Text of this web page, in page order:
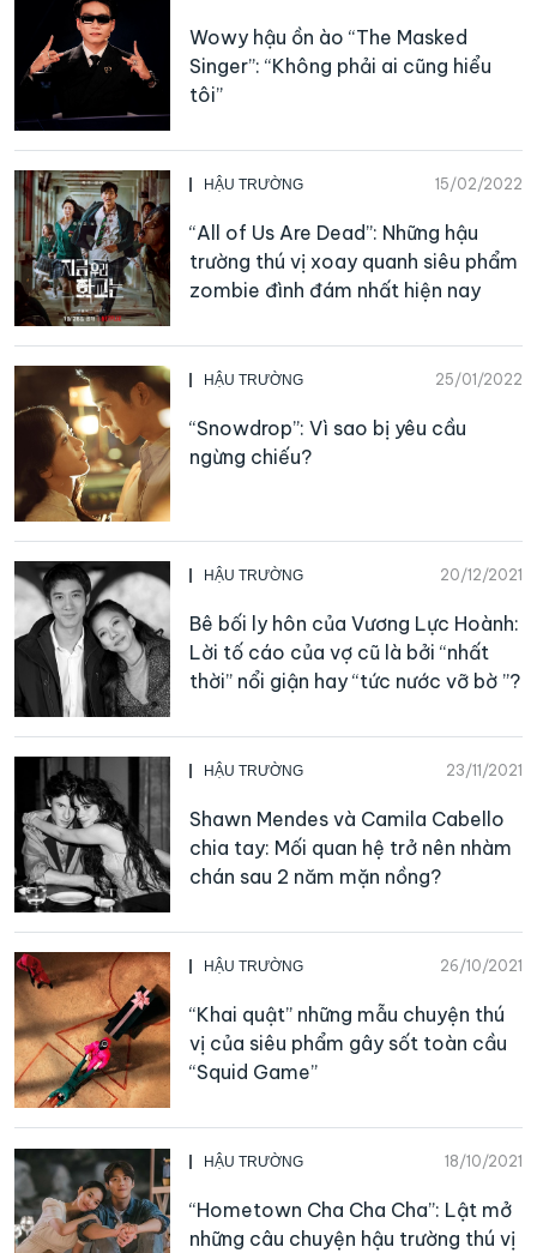
Wowy hậu ồn ào “The Masked
Singer”: “Không phải ai cũng hiểu
tôi”
HẬU TRƯỜNG 15/02/2022
“All of Us Are Dead”: Những hậu
trường thú vị xoay quanh siêu phẩm
zombie đình đám nhất hiện nay
HẬU TRƯỜNG 25/01/2022
“Snowdrop”: Vì sao bị yêu cầu
ngừng chiếu?
HẬU TRƯỜNG 20/12/2021
Bê bối ly hôn của Vương Lực Hoành:
Lời tố cáo của vợ cũ là bởi “nhất
thời” nổi giận hay “tức nước vỡ bờ ”?
HẬU TRƯỜNG 23/11/2021
Shawn Mendes và Camila Cabello
chia tay: Mối quan hệ trở nên nhàm
chán sau 2 năm mặn nồng?
HẬU TRƯỜNG 26/10/2021
“Khai quật” những mẫu chuyện thú
vị của siêu phẩm gây sốt toàn cầu
“Squid Game”
HẬU TRƯỜNG 18/10/2021
“Hometown Cha Cha Cha”: Lật mở
những câu chuyện hậu trường thú vị